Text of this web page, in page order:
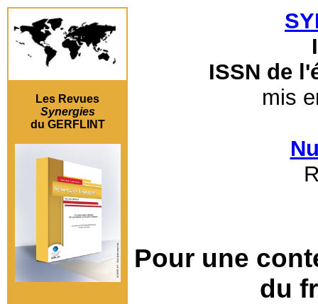
Les Revues
Synergies
du GERFLINT
ISSN de
mis
Pour une
du